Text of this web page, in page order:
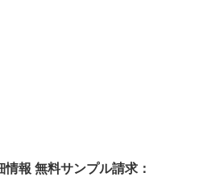
報 無料サンプル請求：